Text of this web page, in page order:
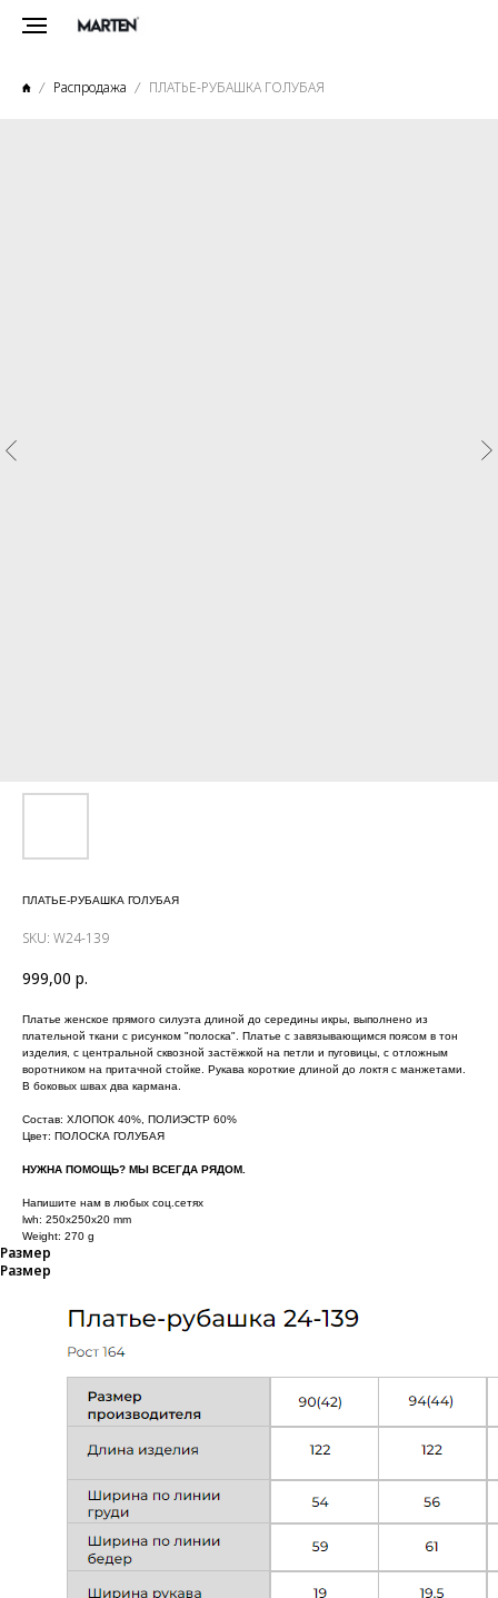
Распродажа ПЛАТЬЕ-РУБАШКА ГОЛУБАЯ
ПЛАТЬЕ-РУБАШКА ГОЛУБАЯ
SKU: W24-139
999,00 р.
Платье женское прямого силуэта длиной до середины икры, выполнено из
плательной ткани с рисунком "полоска". Платье с завязывающимся поясом в тон
изделия, с центральной сквозной застёжкой на петли и пуговицы, с отложным
воротником на притачной стойке. Рукава короткие длиной до локтя с манжетами.
В боковых швах два кармана.
Состав: ХЛОПОК 40%, ПОЛИЭСТР 60%
Цвет: ПОЛОСКА ГОЛУБАЯ
НУЖНА ПОМОЩЬ? МЫ ВСЕГДА РЯДОМ.
Напишите нам в любых соц.сетях
lwh: 250x250x20 mm
Weight: 270 g
Размер
Размер